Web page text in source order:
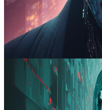
privacidade
inovação
empregos
#vigilância
2025-09-11
min de leitura
Tiago Mendes Ramos
Reestruturações e influência